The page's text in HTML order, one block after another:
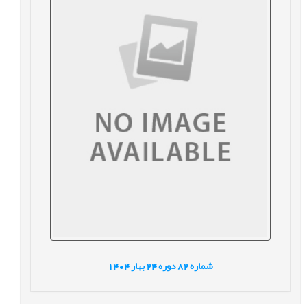
شماره82 دوره24 بهار1404